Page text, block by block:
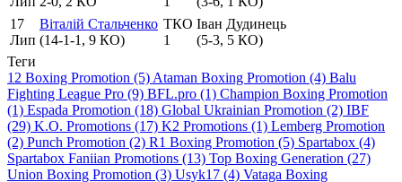
17
Лип
Віталій Стальченко
(14-1-1, 9 КО)
ТКО
1
Іван Дудинець
(5-3, 5 КО)
Теги
12 Boxing Promotion (5) Ataman Boxing Promotion (4) Balu
Fighting League Pro (9) BFL.pro (1) Champion Boxing Promotion
(1) Espada Promotion (18) Global Ukrainian Promotion (2) IBF
(29) K.O. Promotions (17) K2 Promotions (1) Lemberg Promotion
(2) Punch Promotion (2) R1 Boxing Promotion (5) Spartabox (4)
Spartabox Faniian Promotions (13) Top Boxing Generation (27)
Union Boxing Promotion (3) Usyk17 (4) Vataga Boxing